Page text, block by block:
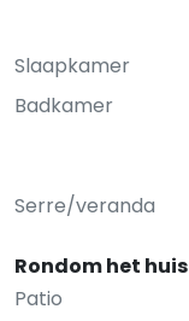
Slaapkamer
Badkamer
Serre/veranda
Rondom het huis
Patio